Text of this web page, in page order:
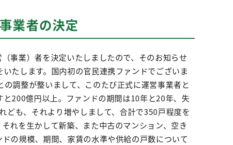
業者の決定
事業）者を決定いたしましたので、そのお知らせ
たします。国内初の官民連携ファンドでございま
調整が整いまして、このたび正式に運営事業者と
200億円以上。ファンドの期間は10年と20年、失
ども、それより増やしまして、合計で350戸程度を
れを生かして新築、また中古のマンション、空き
の規模、期間、家賃の水準や供給の戸数について